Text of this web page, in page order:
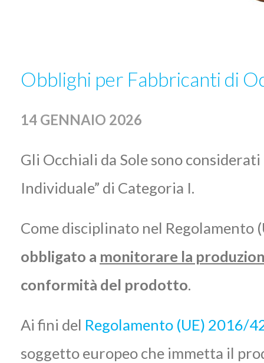
Obblighi per Fabbricanti di
14 GENNAIO 2026
Gli Occhiali da Sole sono
Individuale” di Categoria I.
Come disciplinato nel Regolamento
obbligato a monitorare la
conformità del prodotto.
Ai fini del Regolamento (UE) 2016/
soggetto europeo che immetta il